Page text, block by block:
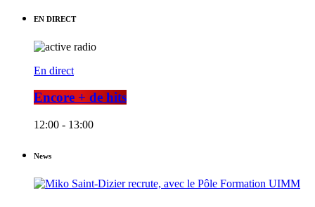
EN DIRECT
En direct
Encore + de hits
12:00 - 13:00
News